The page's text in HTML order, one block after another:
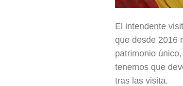
El intendente
que desde 2016
patrimonio
tenemos que
tras las visita.